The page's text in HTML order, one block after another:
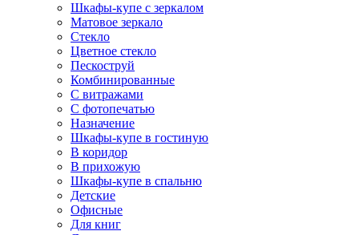
Шкафы-купе с зеркалом
Матовое зеркало
Стекло
Цветное стекло
Пескоструй
Комбинированные
С витражами
С фотопечатью
Назначение
Шкафы-купе в гостиную
В коридор
В прихожую
Шкафы-купе в спальню
Детские
Офисные
Для книг